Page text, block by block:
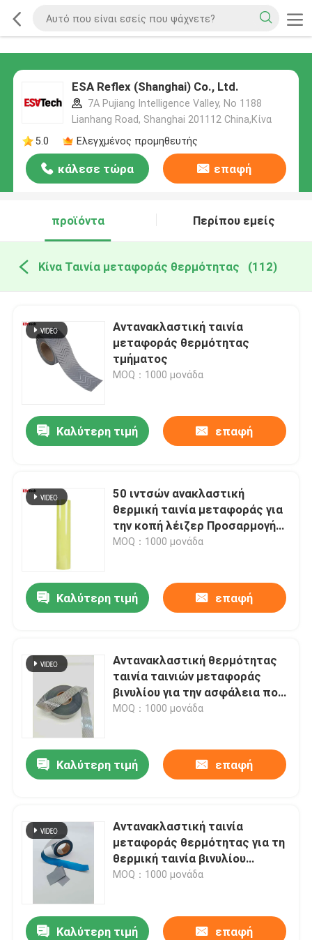
ESA Reflex (Shanghai) Co., Ltd.
7A Pujiang Intelligence Valley, No 1188
Lianhang Road, Shanghai 201112 China,Κίνα
5.0
Ελεγχμένος προμηθευτής
κάλεσε τώρα επαφή
προϊόντα Περίπου εμείς
Κίνα Ταινία μεταφοράς θερμότητας (112)
Αντανακλαστική ταινία
μεταφοράς θερμότητας
τμήματος
MOQ：1000 μονάδα
Καλύτερη τιμή επαφή
50 ιντσών ανακλαστική
θερμική ταινία μεταφοράς για
την κοπή λέιζερ Προσαρμογή
χρώματος για μπλουζάκι
MOQ：1000 μονάδα
Καλύτερη τιμή επαφή
Αντανακλαστική θερμότητας
ταινία ταινιών μεταφοράς
βινυλίου για την ασφάλεια που
ντύνει την ασημένια φλόγα -
MOQ：1000 μονάδα
Καλύτερη τιμή επαφή
Αντανακλαστική ταινία
μεταφοράς θερμότητας για τη
θερμική ταινία βινυλίου
αδιάβροχο TPU μεταφοράς
MOQ：1000 μονάδα
Καλύτερη τιμή επαφή